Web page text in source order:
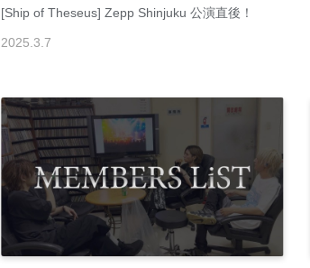
[Ship of Theseus] Zepp Shinjuku 公演直後！
2025.3.7